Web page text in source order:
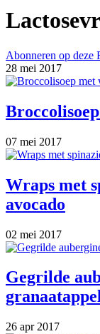
Abonneren op deze
28 mei 2017
07 mei 2017
Wraps met
avocado
02 mei 2017
Gegrilde
26 apr 2017